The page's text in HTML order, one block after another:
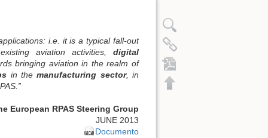
i.e. it is a typical fall-out
aviation activities,digital
bringing aviation in the realm of
in themanufacturing sector, in
European RPAS Steering Group
JUNE 2013
Documento